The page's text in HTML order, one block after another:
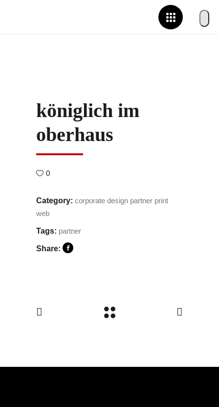
königlich im
oberhaus
0
Category: corporate design partner print
web
Tags: partner
Share: